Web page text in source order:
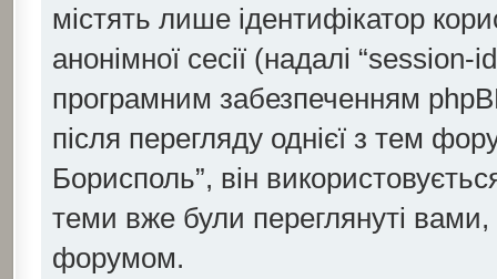
містять лише ідентифікатор
анонімної сесії (надалі
програмним забезпеченням
після перегляду однієї з тем
Борисполь”, він
теми вже були переглянуті
форумом.